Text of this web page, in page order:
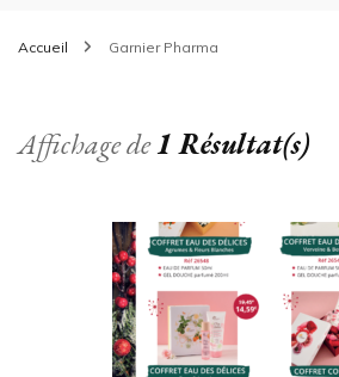
Accueil Garnier Pharma
Affichage de1 Résultat(s)